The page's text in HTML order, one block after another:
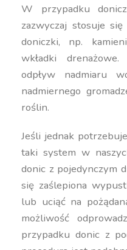
W przypadku
zazwyczaj stosuje
doniczki, np.
wkładki
odpływ nadmiaru
nadmiernego
roślin.
Jeśli jednak
taki system w
donic z pojedynczym
się zaślepiona
lub uciąć na
możliwość
przypadku donic z